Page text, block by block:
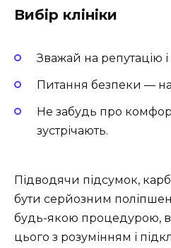
Вибір клініки
Зважай на репутацію
Питання безпеки —
Не забудь про
зустрічають.
Підводячи підсумок,
бути серйозним
будь-якою процедурою,
цього з розумінням і